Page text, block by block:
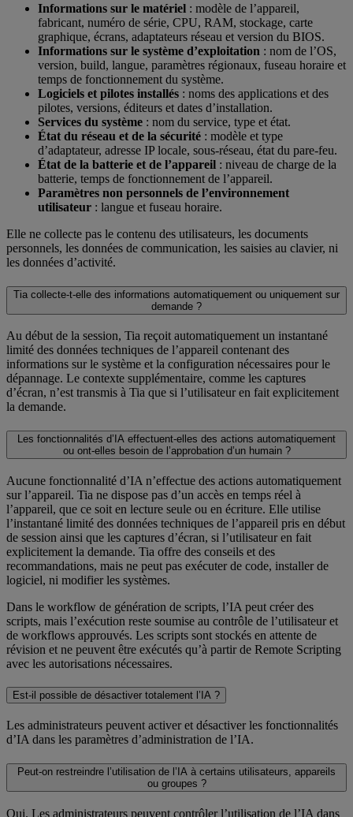
Informations sur le matériel : modèle de l’appareil,
fabricant, numéro de série, CPU, RAM, stockage, carte
graphique, écrans, adaptateurs réseau et version du BIOS.
Informations sur le système d’exploitation : nom de l’OS,
version, build, langue, paramètres régionaux, fuseau horaire et
temps de fonctionnement du système.
Logiciels et pilotes installés : noms des applications et des
pilotes, versions, éditeurs et dates d’installation.
Services du système : nom du service, type et état.
État du réseau et de la sécurité : modèle et type
d’adaptateur, adresse IP locale, sous-réseau, état du pare-feu.
État de la batterie et de l’appareil : niveau de charge de la
batterie, temps de fonctionnement de l’appareil.
Paramètres non personnels de l’environnement
utilisateur : langue et fuseau horaire.
Elle ne collecte pas le contenu des utilisateurs, les documents
personnels, les données de communication, les saisies au clavier, ni
les données d’activité.
Tia collecte-t-elle des informations automatiquement ou uniquement sur
demande ?
Au début de la session, Tia reçoit automatiquement un instantané
limité des données techniques de l’appareil contenant des
informations sur le système et la configuration nécessaires pour le
dépannage. Le contexte supplémentaire, comme les captures
d’écran, n’est transmis à Tia que si l’utilisateur en fait explicitement
la demande.
Les fonctionnalités d’IA effectuent-elles des actions automatiquement
ou ont-elles besoin de l’approbation d’un humain ?
Aucune fonctionnalité d’IA n’effectue des actions automatiquement
sur l’appareil. Tia ne dispose pas d’un accès en temps réel à
l’appareil, que ce soit en lecture seule ou en écriture. Elle utilise
l’instantané limité des données techniques de l’appareil pris en début
de session ainsi que les captures d’écran, si l’utilisateur en fait
explicitement la demande. Tia offre des conseils et des
recommandations, mais ne peut pas exécuter de code, installer de
logiciel, ni modifier les systèmes.
Dans le workflow de génération de scripts, l’IA peut créer des
scripts, mais l’exécution reste soumise au contrôle de l’utilisateur et
de workflows approuvés. Les scripts sont stockés en attente de
révision et ne peuvent être exécutés qu’à partir de Remote Scripting
avec les autorisations nécessaires.
Est-il possible de désactiver totalement l’IA ?
Les administrateurs peuvent activer et désactiver les fonctionnalités
d’IA dans les paramètres d’administration de l’IA.
Peut-on restreindre l’utilisation de l’IA à certains utilisateurs, appareils
ou groupes ?
Oui. Les administrateurs peuvent contrôler l’utilisation de l’IA dans